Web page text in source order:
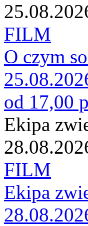
FILM
O czym
od 17,00
Ekipa
FILM
Ekipa